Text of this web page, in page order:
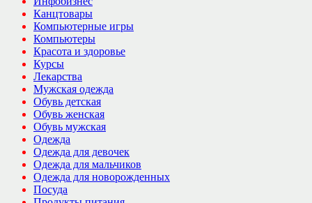
Канцтовары
Компьютерные игры
Компьютеры
Красота и здоровье
Курсы
Лекарства
Мужская одежда
Обувь детская
Обувь женская
Обувь мужская
Одежда
Одежда для девочек
Одежда для мальчиков
Одежда для новорожденных
Посуда